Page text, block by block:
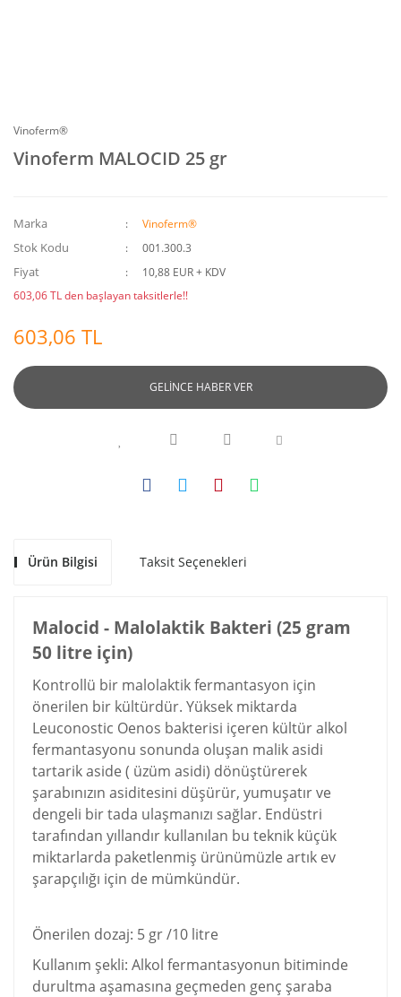
Vinoferm®
Vinoferm MALOCID 25 gr
Marka Vinoferm®
Stok Kodu 001.300.3
Fiyat
10,88 EUR + KDV
603,06 TL den başlayan taksitlerle!!
603,06 TL
GELİNCE HABER VER
Ürün Bilgisi Taksit Seçenekleri
Malocid - Malolaktik Bakteri (25 gram
50 litre için)
Kontrollü bir malolaktik fermantasyon için
önerilen bir kültürdür. Yüksek miktarda
Leuconostic Oenos bakterisi içeren kültür alkol
fermantasyonu sonunda oluşan malik asidi
tartarik aside ( üzüm asidi) dönüştürerek
şarabınızın asiditesini düşürür, yumuşatır ve
dengeli bir tada ulaşmanızı sağlar. Endüstri
tarafından yıllandır kullanılan bu teknik küçük
miktarlarda paketlenmiş ürünümüzle artık ev
şarapçılığı için de mümkündür.
Önerilen dozaj: 5 gr /10 litre
Kullanım şekli: Alkol fermantasyonun bitiminde
durultma aşamasına geçmeden genç şaraba